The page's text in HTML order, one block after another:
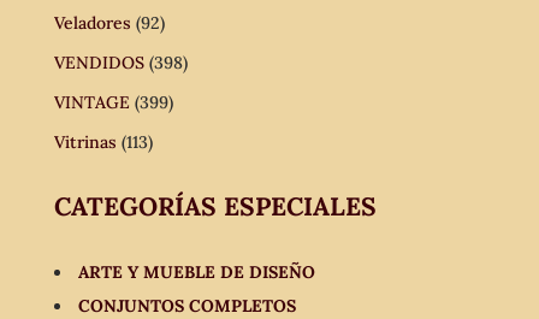
Veladores (92)
VENDIDOS (398)
VINTAGE (399)
Vitrinas (113)
CATEGORÍAS ESPECIALES
ARTE Y MUEBLE DE DISEÑO
CONJUNTOS COMPLETOS